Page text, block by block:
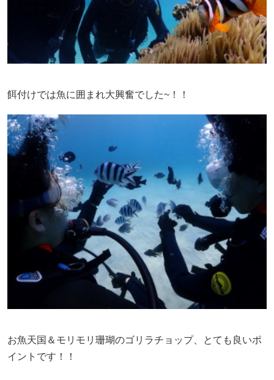
餌付けでは魚に囲まれ大興奮でした~！！
お魚天国＆モリモリ珊瑚のゴリラチョップ、とても良いポ
イントです！！